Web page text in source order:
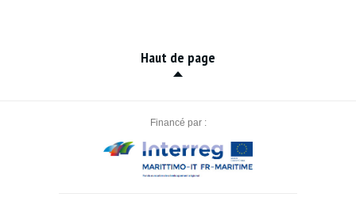
Haut de page
Financé par :